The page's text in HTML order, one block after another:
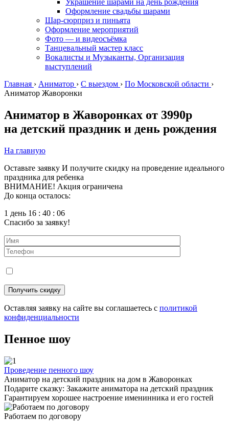
Украшение шарами на день рождения
Оформление свадьбы шарами
Шар-сюрприз и пиньята
Оформление мероприятий
Фото — и видеосъёмка
Танцевальный мастер класс
Вокалисты и Музыканты, Организация
выступлений
Главная › Аниматор › С выездом › По Московской области ›
Аниматор Жаворонки
Аниматор в Жаворонках от 3990р
на детский праздник и день рождения
На главную
Оставьте заявку И получите скидку на проведение идеального
праздника для ребенка
ВНИМАНИЕ! Акция ограничена
До конца осталось:
1 день 16 : 40 : 05
Спасибо за заявку!
Оставляя заявку на сайте вы соглашаетесь с политикой
конфиденциальности
Пенное шоу
Проведение пенного шоу
Аниматор на детский праздник на дом в Жаворонках
Подарите сказку: Закажите аниматора на детский праздник
Гарантируем хорошее настроение именинника и его гостей
Работаем по договору